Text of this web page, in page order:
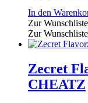
In den
Zur
Zur
Zecret
CHEATZ